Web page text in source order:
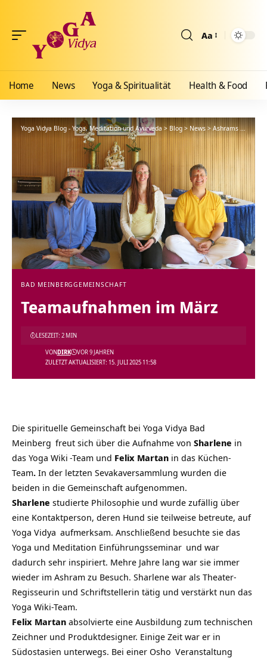
Aa
Home News Yoga & Spiritualität Health & Food
Yoga Vidya Blog - Yoga, Meditation und Ayurveda>Blog>News>Ashrams> Bad
BAD MEINBERGGEMEINSCHAFT
Teamaufnahmen im März
ZULETZT AKTUALISIERT: 15. JULI 2025 11:58
VONDIRK VOR 9 JAHREN
LESEZEIT: 2 MIN
Die spirituelle Gemeinschaft bei Yoga Vidya Bad
Meinberg freut sich über die Aufnahme von Sharlene in
das Yoga Wiki -Team und Felix Martan in das Küchen-
Team. In der letzten Sevakaversammlung wurden die
beiden in die Gemeinschaft aufgenommen.
Sharlene studierte Philosophie und wurde zufällig über
eine Kontaktperson, deren Hund sie teilweise betreute, auf
Yoga Vidya aufmerksam. Anschließend besuchte sie das
Yoga und Meditation Einführungsseminar und war
dadurch sehr inspiriert. Mehre Jahre lang war sie immer
wieder im Ashram zu Besuch. Sharlene war als Theater-
Regisseurin und Schriftstellerin tätig und verstärkt nun das
Yoga Wiki-Team.
Felix Martan absolvierte eine Ausbildung zum technischen
Zeichner und Produktdesigner. Einige Zeit war er in
Südostasien unterwegs. Bei einer Osho Veranstaltung